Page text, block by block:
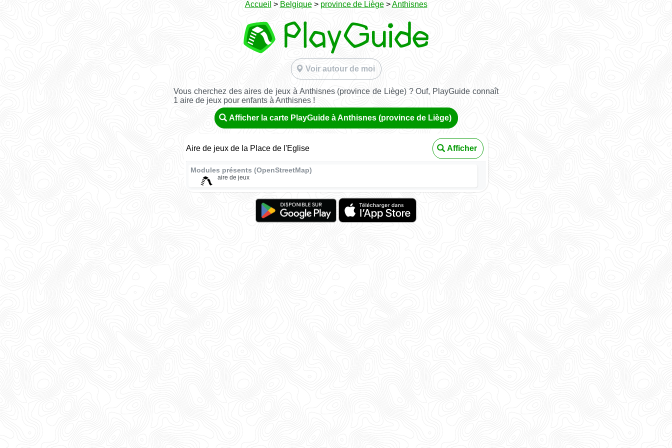
Accueil > Belgique> province de Liège>Anthisnes
Voir autour de moi
Vous cherchez des aires de jeux à Anthisnes (province de Liège) ? Ouf, PlayGuide connaît
1 aire de jeux pour enfants à Anthisnes !
Afficher la carte PlayGuide à Anthisnes (province de Liège)
Aire de jeux de la Place de l'Eglise Afficher
Modules présents (OpenStreetMap)
aire de jeux